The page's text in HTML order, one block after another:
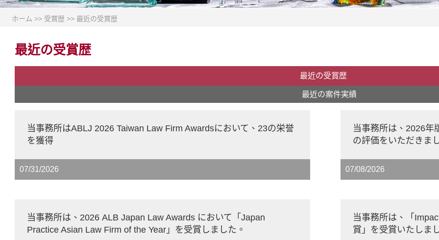
ホーム >> 受賞歴 >> 最近の受賞歴
最近の受賞歴
最近の受賞歴
最近の案件実績
当事務所はABLJ 2026 Taiwan Law Firm Awardsにおいて、23の栄誉
を獲得
07/31/2026
当事務所は、2026年
の評価をいただきま
07/08/2026
当事務所は、2026 ALB Japan Law Awards において「Japan
Practice Asian Law Firm of the Year」を受賞しました。
当事務所は、「
賞」を受賞いたしま